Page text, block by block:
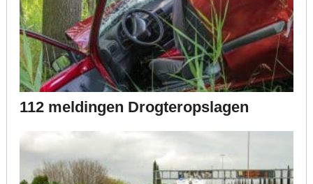
112 meldingen Drogteropslagen